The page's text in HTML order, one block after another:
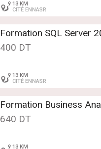
13 KM
CITÉ ENNASR
Formation SQL Server
400 DT
13 KM
CITÉ ENNASR
Formation Business
640 DT
13 KM